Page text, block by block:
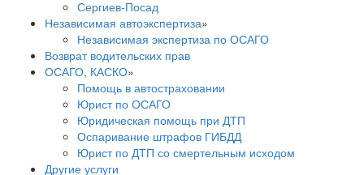
Сергиев-Посад
Независимая автоэкспертиза»
Независимая экспертиза по ОСАГО
Возврат водительских прав
ОСАГО, КАСКО»
Помощь в автостраховании
Юрист по ОСАГО
Юридическая помощь при ДТП
Оспаривание штрафов ГИБДД
Юрист по ДТП со смертельным исходом
Другие услуги